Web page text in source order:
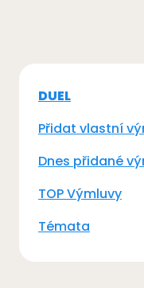
DUEL
Přidat vlastní
Dnes přidané
TOP Výmluvy
Témata